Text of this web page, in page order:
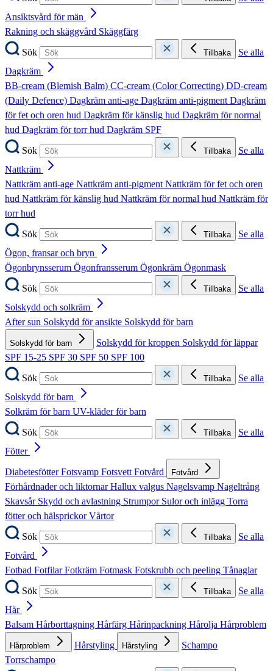
Ansiktsvård för män
Rakning och skäggvård Skäggfärg
Sök
Tillbaka
Se alla
Dagkräm
BB-cream (Blemish Balm) CC-cream (Color Correcting) DD-cream
(Daily Defence) Dagkräm anti-age Dagkräm anti-pigmentDagkräm
för fet och oren hud Dagkräm för känslig hud Dagkräm för normal
hud Dagkräm för torr hud Dagkräm SPF
Sök
Tillbaka
Se alla
Nattkräm
Nattkräm anti-age Nattkräm anti-pigmentNattkräm för fet och oren
hud Nattkräm för känslig hud Nattkräm för normal hud Nattkräm för
torr hud
Sök
Tillbaka
Se alla
Ögon, fransar och bryn
Ögonbrynsserum Ögonfransserum Ögonkräm Ögonmask
Sök
Tillbaka
Se alla
Solskydd och solkräm
After sun Solskydd för ansikte Solskydd för barn
Solskydd för barn Solskydd för kroppen Solskydd för läppar
SPF 15-25 SPF 30 SPF 50 SPF 100
Sök
Tillbaka
Se alla
Solskydd för barn
Solkräm för barn UV-kläder för barn
Sök
Tillbaka
Se alla
Fötter
DiabetesfötterFotsvamp FotsvettFotvård Fotvård
Förhårdnader och liktornarHallux valgus Nagelsvamp Nageltrång
Skavsår Skydd och avlastning Strumpor Sulor och inlägg Torra
fötter och hälsprickorVårtor
Sök
Tillbaka
Se alla
Fotvård
Fotbad FotfilarFotkräm Fotmask Fotskrubb och peeling Tånaglar
Sök
Tillbaka
Se alla
Hår
Balsam Hårborttagning Hårfärg Hårinpackning Hårolja Hårproblem
Hårproblem Hårstyling Hårstyling
Schampo
Torrschampo